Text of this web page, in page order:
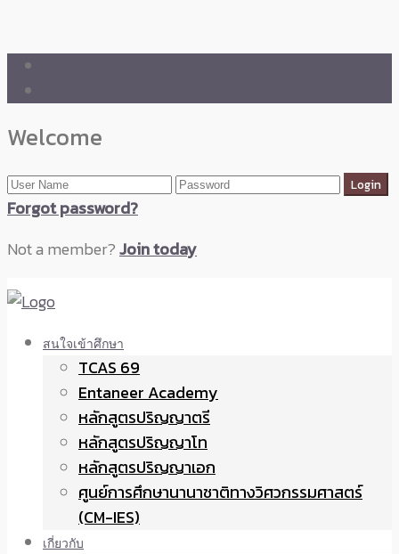
Welcome
Forgot password?
Not a member?Join today
สนใจเข้าศึกษา
TCAS 69
Entaneer Academy
หลักสูตรปริญญาตรี
หลักสูตรปริญญาโท
หลักสูตรปริญญาเอก
ศูนย์การศึกษานานาชาติทางวิศวกรรมศาสตร์
(CM-IES)
เกี่ยวกับ